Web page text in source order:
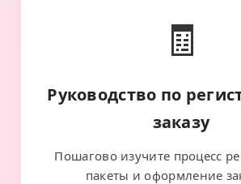
🧾
Руководство по
заказу
Пошагово изучите процесс
пакеты и оформление